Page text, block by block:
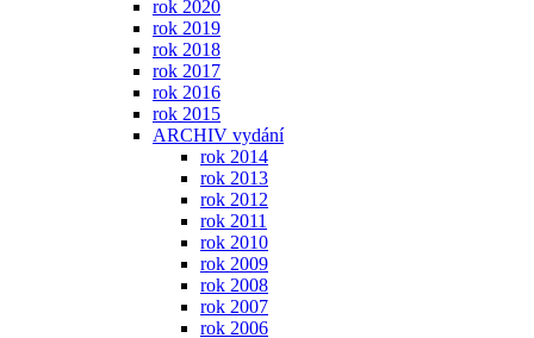
rok 2020
rok 2019
rok 2018
rok 2017
rok 2016
rok 2015
ARCHIV vydání
rok 2014
rok 2013
rok 2012
rok 2011
rok 2010
rok 2009
rok 2008
rok 2007
rok 2006